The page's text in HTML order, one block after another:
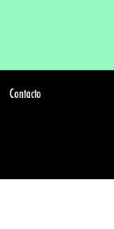
Contacto